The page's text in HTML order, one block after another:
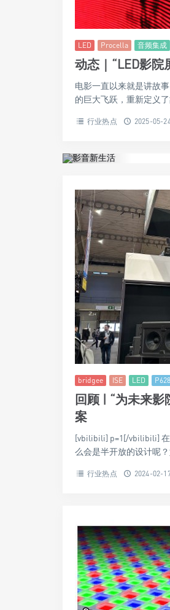
LED Procella 音频集成
动态｜“LED影
电影一直以来就是讲故
的巨大飞跃，重新定义
行业热点 2025-05-
bridgee ISE LED P628
回顾 | “为未来
案
[vbilibili] p=1[/vbilibili] 在
么会是半开放的设计呢
行业热点 2024-02-